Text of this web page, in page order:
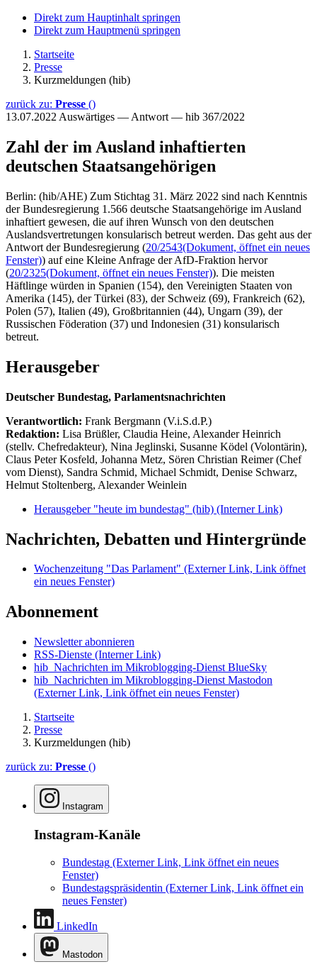
Direkt zum Hauptinhalt springen
Direkt zum Hauptmenü springen
Startseite
Presse
Kurzmeldungen (hib)
zurück zu: Presse ()
13.07.2022 Auswärtiges — Antwort — hib 367/2022
Zahl der im Ausland inhaftierten
deutschen Staatsangehörigen
Berlin: (hib/AHE) Zum Stichtag 31. März 2022 sind nach Kenntnis
der Bundesregierung 1.566 deutsche Staatsangehörige im Ausland
inhaftiert gewesen, die auf ihren Wunsch von den deutschen
Auslandsvertretungen konsularisch betreut werden. Das geht aus der
Antwort der Bundesregierung (20/2543(Dokument, öffnet ein neues
Fenster)) auf eine Kleine Anfrage der AfD-Fraktion hervor
(20/2325(Dokument, öffnet ein neues Fenster)). Die meisten
Häftlinge würden in Spanien (154), den Vereinigten Staaten von
Amerika (145), der Türkei (83), der Schweiz (69), Frankreich (62),
Polen (57), Italien (49), Großbritannien (44), Ungarn (39), der
Russischen Föderation (37) und Indonesien (31) konsularisch
betreut.
Herausgeber
Deutscher Bundestag, Parlamentsnachrichten
Verantwortlich: Frank Bergmann (V.i.S.d.P.)
Redaktion: Lisa Brüßler, Claudia Heine, Alexander Heinrich
(stellv. Chefredakteur), Nina Jeglinski, Susanne Ködel (Volontärin),
Claus Peter Kosfeld, Johanna Metz, Sören Christian Reimer (Chef
vom Dienst), Sandra Schmid, Michael Schmidt, Denise Schwarz,
Helmut Stoltenberg, Alexander Weinlein
Herausgeber "heute im bundestag" (hib) (Interner Link)
Nachrichten, Debatten und Hintergründe
Wochenzeitung "Das Parlament" (Externer Link, Link öffnet
ein neues Fenster)
Abonnement
Newsletter abonnieren
RSS-Dienste (Interner Link)
hib_Nachrichten im Mikroblogging-Dienst BlueSky
hib_Nachrichten im Mikroblogging-Dienst Mastodon
(Externer Link, Link öffnet ein neues Fenster)
Startseite
Presse
Kurzmeldungen (hib)
zurück zu: Presse ()
Instagram
Instagram-Kanäle
Bundestag (Externer Link, Link öffnet ein neues
Fenster)
Bundestagspräsidentin (Externer Link, Link öffnet ein
neues Fenster)
LinkedIn
Mastodon